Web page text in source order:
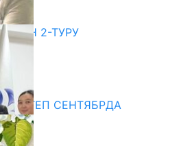
2-ТУРУ
МЕКТЕП СЕНТЯБРДА